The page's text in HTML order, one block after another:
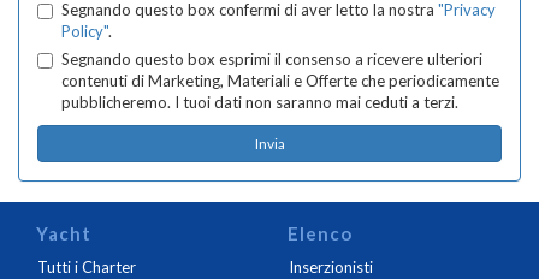
Segnando questo box confermi di aver letto la nostra "Privacy
Policy".
Segnando questo box esprimi il consenso a ricevere ulteriori
contenuti di Marketing, Materiali e Offerte che periodicamente
pubblicheremo. I tuoi dati non saranno mai ceduti a terzi.
Yacht
Tutti i Charter
Elenco
Inserzionisti